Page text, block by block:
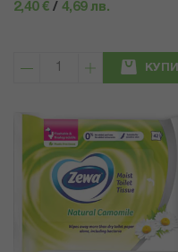
2,40 € / 4,69 лв.
КУПИ